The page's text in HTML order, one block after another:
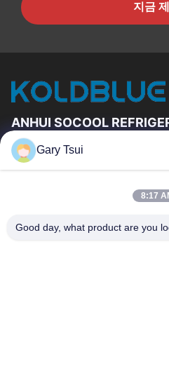
지금
ANHUI SOCOOL
빠른 링크
공장 여행
Gary Tsui
8:17
Good day, what product are you